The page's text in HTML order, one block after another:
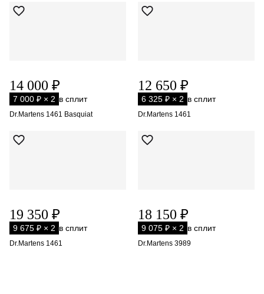
14 000 ₽
7 000 ₽ × 2 в сплит
Dr.Martens 1461 Basquiat
12 650 ₽
6 325 ₽ × 2 в сплит
Dr.Martens 1461
19 350 ₽
9 675 ₽ × 2 в сплит
Dr.Martens 1461
18 150 ₽
9 075 ₽ × 2 в сплит
Dr.Martens 3989